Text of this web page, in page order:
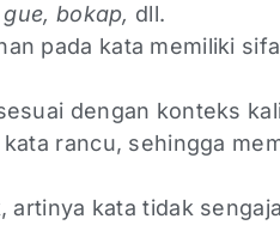
bokap, dll.
pada kata memiliki
dengan konteks
rancu, sehingga
artinya kata tidak